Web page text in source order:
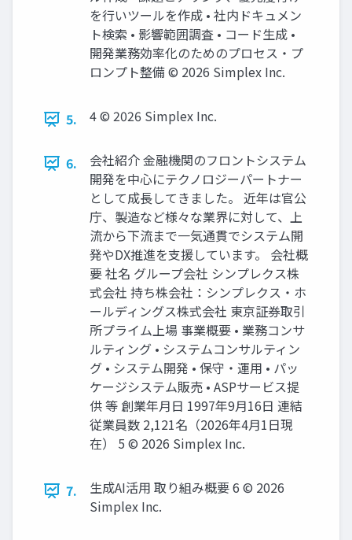
を行いツールを作成 • 社内ドキュメン
ト検索 • 影響範囲調査 • コード生成 •
開発業務効率化のためのプロセス・プ
ロンプト整備 © 2026 Simplex Inc.
5. 4 © 2026 Simplex Inc.
6.
会社紹介 金融機関のフロントシステム
開発を中心にテクノロジーパートナー
として成長してきました。 近年は官公
庁、製造など様々な業界に対して、上
流から下流まで一気通貫でシステム開
発やDX推進を支援しています。 会社概
要 社名 グループ会社 シンプレクス株
式会社 持ち株会社：シンプレクス・ホ
ールディングス株式会社 東京証券取引
所プライム上場 事業概要 • 業務コンサ
ルティング • システムコンサルティン
グ • システム開発 • 保守・運用 • パッ
ケージシステム販売 • ASPサービス提
供 等 創業年月日 1997年9月16日 連結
従業員数 2,121名（2026年4月1日現
在） 5 © 2026 Simplex Inc.
7.
生成AI活用 取り組み概要 6 © 2026
Simplex Inc.